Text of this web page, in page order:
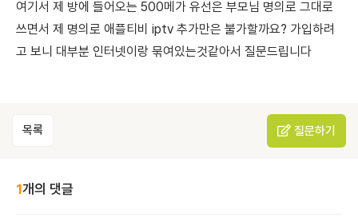
여기서 제 방에 들어오는 500메가 유선은 부모님 명의로 그대로
쓰면서 제 명의로 애플티비 iptv 추가만은 불가할까요? 가입하려
고 보니 대부분 인터넷이랑 묶여있는것같아서 질문드립니다
목록 질문하기
1개의 댓글